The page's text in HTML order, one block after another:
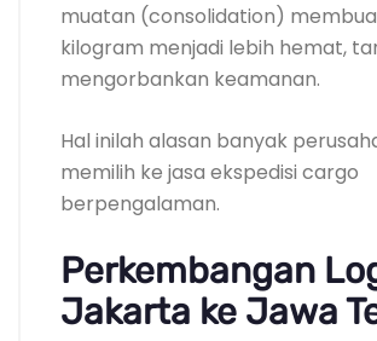
muatan (consolidation)
kilogram menjadi lebih hemat,
mengorbankan keamanan.
Hal inilah alasan banyak
memilih ke jasa ekspedisi cargo
berpengalaman.
Perkembangan
Jakarta ke Jawa